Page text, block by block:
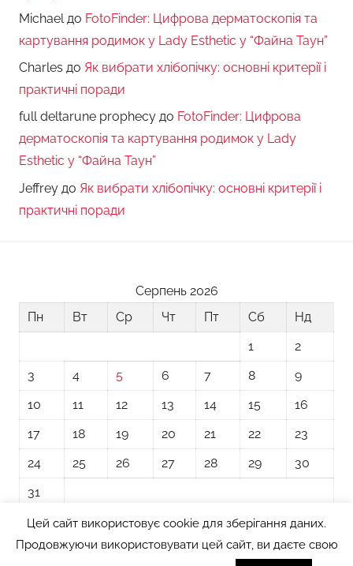
Michael до FotoFinder: Цифрова дерматоскопія та
картування родимок у Lady Esthetic у “Файна Таун”
Charles до Як вибрати хлібопічку: основні критерії і
практичні поради
full deltarune prophecy до FotoFinder: Цифрова
дерматоскопія та картування родимок у Lady
Esthetic у “Файна Таун”
Jeffrey до Як вибрати хлібопічку: основні критерії і
практичні поради
Серпень 2026
Пн
Вт Ср Чт Пт Сб
Нд
1
2
3
4 5 6 7 8
9
10
11 12 13 14 15
16
17
18 19 20 21 22
23
24
25 26 27 28 29
30
31
« Лип
Цей сайт використовує cookie для зберігання даних.
Продовжуючи використовувати цей сайт, ви даєте свою